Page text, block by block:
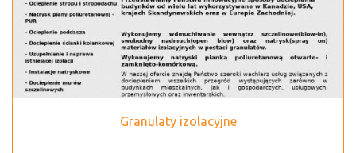
Granulaty izolacyjne